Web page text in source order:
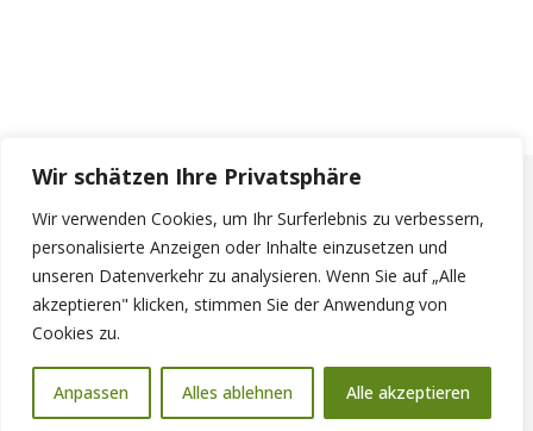
Wir schätzen Ihre Privatsphäre
Wir verwenden Cookies, um Ihr Surferlebnis zu verbessern,
personalisierte Anzeigen oder Inhalte einzusetzen und
unseren Datenverkehr zu analysieren. Wenn Sie auf „Alle
akzeptieren" klicken, stimmen Sie der Anwendung von
Cookies zu.
Anpassen Alles ablehnen Alle akzeptieren